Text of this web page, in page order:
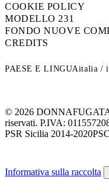
COOKIE POLICY
MODELLO 231
FONDO NUOVE
CREDITS
PAESE E LINGUAitalia /
© 2026
riservati. P.IVA:
PSR Sicilia 2014-2020
Informativa sulla raccolta